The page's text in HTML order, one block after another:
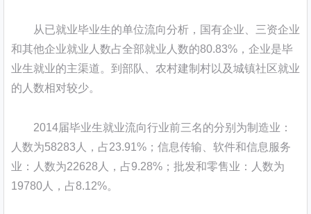
从已就业毕业生的单位流向分析，国有企业、三资企业
和其他企业就业人数占全部就业人数的80.83%，企业是毕
业生就业的主渠道。到部队、农村建制村以及城镇社区就业
的人数相对较少。
2014届毕业生就业流向行业前三名的分别为制造业：
人数为58283人，占23.91%；信息传输、软件和信息服务
业：人数为22628人，占9.28%；批发和零售业：人数为
19780人，占8.12%。